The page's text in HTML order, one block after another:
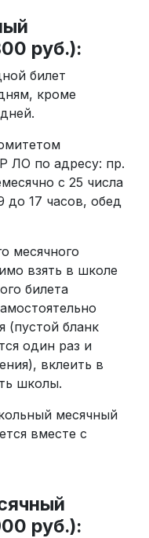
руб.):
билет
кроме
ЛО по адресу: пр.
с 25 числа
до 17 часов, обед
месячного
взять в школе
билета
(пустой бланк
один раз и
вклеить в
школы.
месячный
вместе с
руб.):